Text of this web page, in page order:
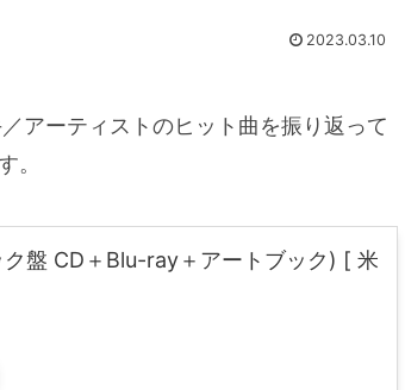
2023.03.10
アーティストのヒット曲を振り返って
。
ク盤 CD＋Blu-ray＋アートブック) [ 米